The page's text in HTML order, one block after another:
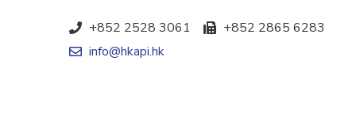
+852 2528 3061
+852 2865 6283
info@hkapi.hk